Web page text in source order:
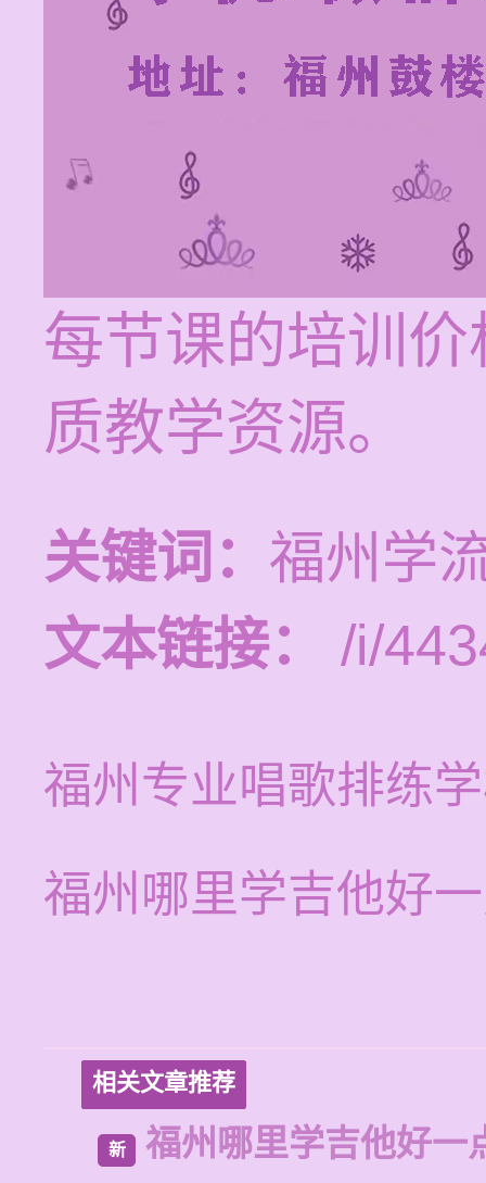
每节课的培训
质教学资源。
关键词： 福州学
文本链接：
/i/
福州专业唱歌排练
福州哪里学吉他好
相关文章推荐
新 福州哪里学吉他好一